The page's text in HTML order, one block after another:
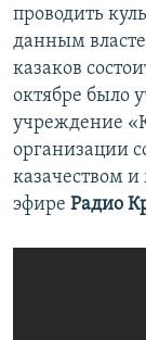
проводить
данным
казаков
октябре было
учреждение
организации
казачеством
эфире Радио